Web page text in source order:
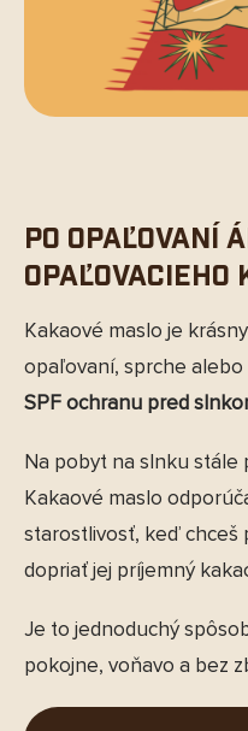
Po opaľovaní
opaľovacieho
Kakaové maslo je
opaľovaní, sprche
SPF ochranu pred
Na pobyt na slnku stále
Kakaové maslo
starostlivosť, keď chceš
dopriať jej príjemný
Je to jednoduchý
pokojne, voňavo a bez